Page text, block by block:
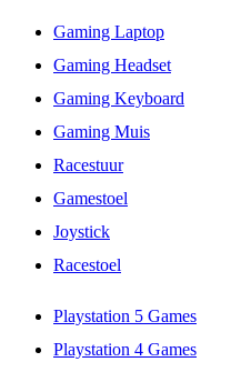
Gaming Laptop
Gaming Headset
Gaming Keyboard
Gaming Muis
Racestuur
Gamestoel
Joystick
Racestoel
Playstation 5 Games
Playstation 4 Games